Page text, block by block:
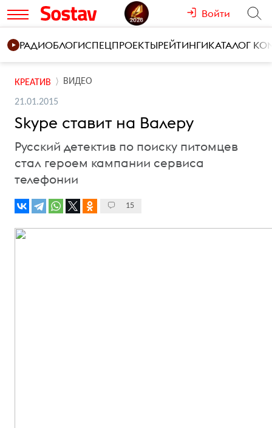
Войти
РАДИОБЛОГИСПЕЦПРОЕКТЫРЕЙТИНГИКАТАЛОГ
КРЕАТИВ ВИДЕО
21.01.2015
Skype ставит на Валеру
Русский детектив по поиску питомцев
стал героем кампании сервиса
телефонии
15